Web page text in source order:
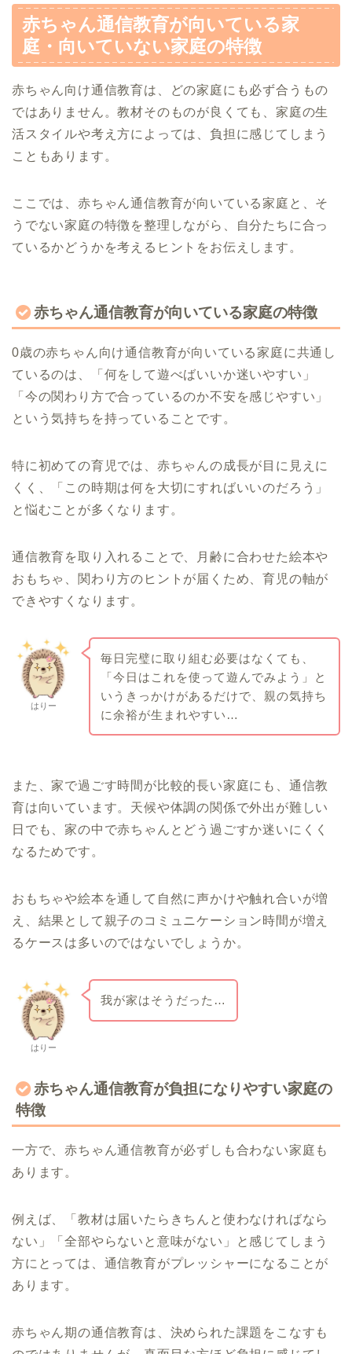
赤ちゃん通信教育が向いている家
庭・向いていない家庭の特徴
赤ちゃん向け通信教育は、どの家庭にも必ず合うもの
ではありません。教材そのものが良くても、家庭の生
活スタイルや考え方によっては、負担に感じてしまう
こともあります。
ここでは、赤ちゃん通信教育が向いている家庭と、そ
うでない家庭の特徴を整理しながら、自分たちに合っ
ているかどうかを考えるヒントをお伝えします。
赤ちゃん通信教育が向いている家庭の特徴
0歳の赤ちゃん向け通信教育が向いている家庭に共通し
ているのは、「何をして遊べばいいか迷いやすい」
「今の関わり方で合っているのか不安を感じやすい」
という気持ちを持っていることです。
特に初めての育児では、赤ちゃんの成長が目に見えに
くく、「この時期は何を大切にすればいいのだろう」
と悩むことが多くなります。
通信教育を取り入れることで、月齢に合わせた絵本や
おもちゃ、関わり方のヒントが届くため、育児の軸が
できやすくなります。
はりー
毎日完璧に取り組む必要はなくても、
「今日はこれを使って遊んでみよう」と
いうきっかけがあるだけで、親の気持ち
に余裕が生まれやすい…
また、家で過ごす時間が比較的長い家庭にも、通信教
育は向いています。天候や体調の関係で外出が難しい
日でも、家の中で赤ちゃんとどう過ごすか迷いにくく
なるためです。
おもちゃや絵本を通して自然に声かけや触れ合いが増
え、結果として親子のコミュニケーション時間が増え
るケースは多いのではないでしょうか。
はりー
我が家はそうだった…
赤ちゃん通信教育が負担になりやすい家庭の
特徴
一方で、赤ちゃん通信教育が必ずしも合わない家庭も
あります。
例えば、「教材は届いたらきちんと使わなければなら
ない」「全部やらないと意味がない」と感じてしまう
方にとっては、通信教育がプレッシャーになることが
あります。
赤ちゃん期の通信教育は、決められた課題をこなすも